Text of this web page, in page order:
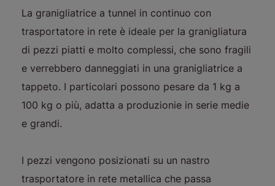
La granigliatrice a tunnel in continuo con
trasportatore in rete è ideale per la granigliatura
di pezzi piatti e molto complessi, che sono fragili
e verrebbero danneggiati in una granigliatrice a
tappeto. I particolari possono pesare da 1 kg a
100 kg o più, adatta a produzionie in serie medie
e grandi.
I pezzi vengono posizionati su un nastro
trasportatore in rete metallica che passa